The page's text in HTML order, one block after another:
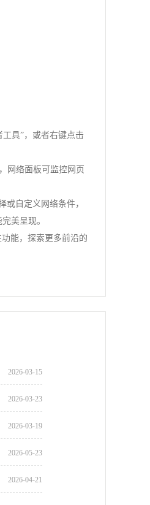
具”，或者右键点击
网络面板可监控网页
或自定义网络条件，
美呈现。
功能，探索更多前沿的
2026-03-15
2026-03-23
2026-03-19
2026-05-23
2026-04-21